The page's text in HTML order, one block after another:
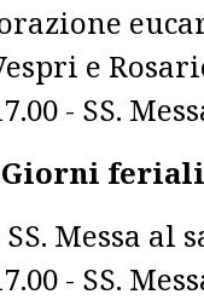
e
- SS.
Giorni feriali
SS. Messa al
- SS.